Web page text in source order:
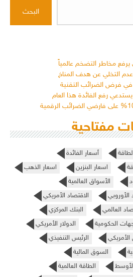
البحث
يرفع مخاطر التضخم عالمياً
التخلي عن هدف المناخ
في فرض الضرائب التقنية
رفع الفائدة هذا العام
مفتاحية
أسعار الفائدة
اسعار البنزين
اسعار الذهب
الأسواق العالمية
الأوروبي
الاقتصاد الأمريكي
العالمي
البنك المركزي
الحكومية
الدولار الأمريكي
الأمريكي
الرئيس التنفيذي
السوق المالية
الطاقة العالمية